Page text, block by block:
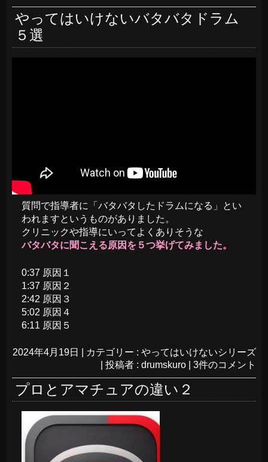
やってはいけないバタバタドラム
５選
質問で指導者に「バタバタしたドラムになる」とい
われますというものがありました。
クリニックや指導にいってよくありそうな
バタバタに聞こえる原因を５つ挙げてみました。
0:37 原因１
1:37 原因２
2:42 原因３
5:02 原因４
6:11 原因５
2024年4月19日 カテゴリー : やってはいけないシリーズ
投稿者 : drumskuro 3件のコメント
プロとアマチュアの違い２